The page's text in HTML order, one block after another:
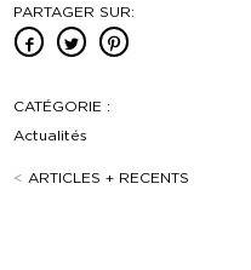
PARTAGER SUR:
CATÉGORIE :
Actualités
< ARTICLES + RECENTS